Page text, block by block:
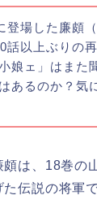
場した廉頗（
話以上ぶりの
娘ェ」はまた
あるのか？気
は、18巻の
伝説の将軍で